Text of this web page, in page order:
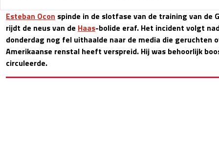
Esteban Ocon spinde in de slotfase van de training van de
rijdt de neus van de Haas-bolide eraf. Het incident volgt
donderdag nog fel uithaalde naar de media die geruchten
Amerikaanse renstal heeft verspreid. Hij was behoorlijk
circuleerde.